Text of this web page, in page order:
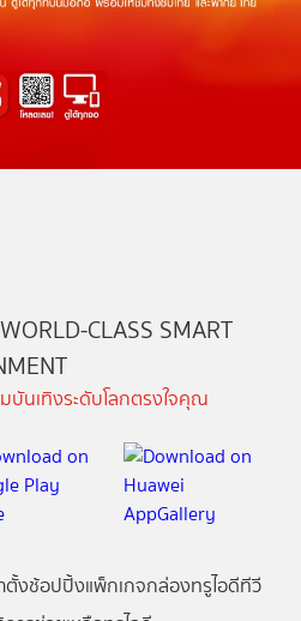
CLASS SMART
บันเทิงระดับโลกตรงใจคุณ
ตั้งช้อปปิ้งแพ็กเกจกล่องทรูไอดีทีวี